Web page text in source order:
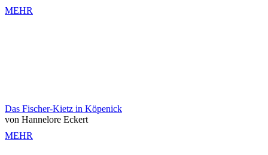
MEHR
Das Fischer-Kietz in Köpenick
von Hannelore Eckert
MEHR